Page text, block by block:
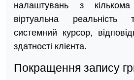
налаштувань з
віртуальна реальність
системний курсор,
здатності клієнта.
Покращення запису